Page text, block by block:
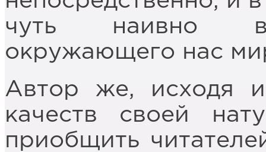
чуть наивно
окружающего нас
Автор же, исходя
качеств своей
приобщить